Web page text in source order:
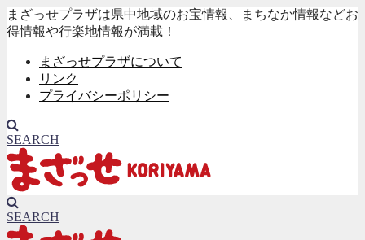
まざっせプラザは県中地域のお宝情報、まちなか情報などお
得情報や行楽地情報が満載！
まざっせプラザについて
リンク
プライバシーポリシー
SEARCH
SEARCH